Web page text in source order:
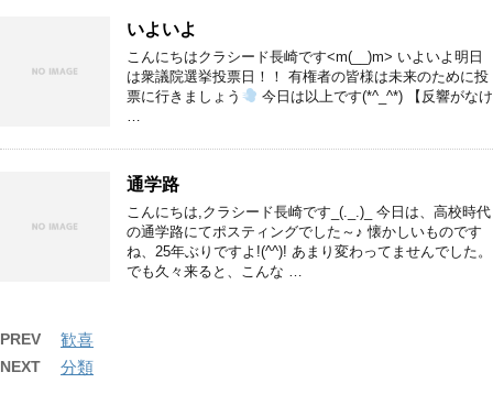
いよいよ
こんにちはクラシード長崎です<m(__)m> いよいよ明日
は衆議院選挙投票日！！ 有権者の皆様は未来のために投
票に行きましょう
今日は以上です(*^_^*) 【反響がなけ
通学路
こんにちは,クラシード長崎です_(._.)_ 今日は、高校時代
の通学路にてポスティングでした～♪ 懐かしいものです
ね、25年ぶりですよ!(^^)! あまり変わってませんでした。
でも久々来ると、こんな …
PREV 歓喜
NEXT 分類